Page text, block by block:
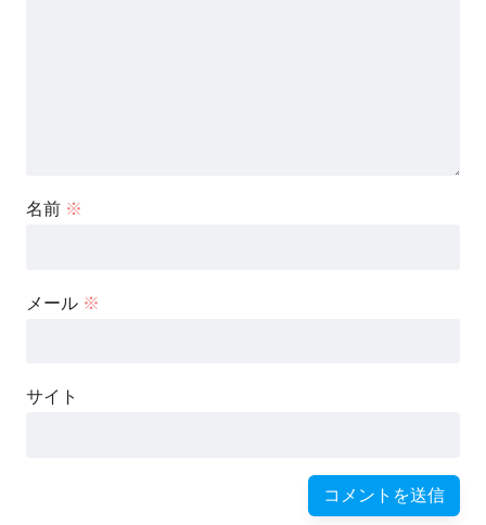
名前 ※
メール ※
サイト